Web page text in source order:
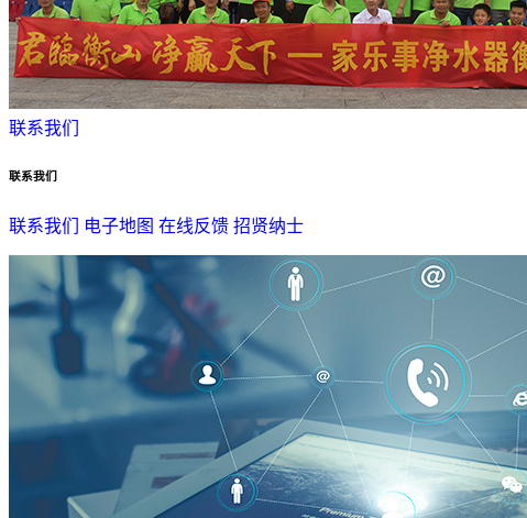
联系我们
联系我们
联系我们 电子地图 在线反馈 招贤纳士